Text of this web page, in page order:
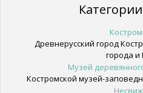
Древнерусский город
города и
Музей
Костромской музей-
Несвиж